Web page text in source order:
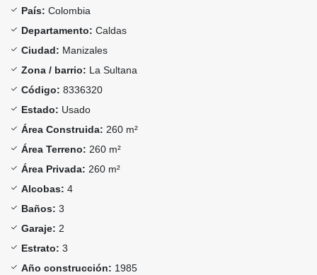
País: Colombia
Departamento: Caldas
Ciudad: Manizales
Zona / barrio: La Sultana
Código: 8336320
Estado: Usado
Área Construida: 260 m²
Área Terreno: 260 m²
Área Privada: 260 m²
Alcobas: 4
Baños: 3
Garaje: 2
Estrato: 3
Año construcción: 1985